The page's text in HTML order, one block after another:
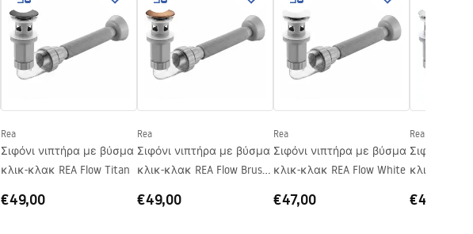
Rea
Σιφόνι νιπτήρα με βύσμα
κλικ-κλακ REA Flow Titan
€49,00
Rea
Σιφόνι νιπτήρα με βύσμα
κλικ-κλακ REA Flow Brush
€49,00
Rea
Σιφόνι νιπτήρα με βύσμα
κλικ-κλακ REA Flow White
€47,00
Rea
Σιφόνι
κλικ-κλακ
€49,00